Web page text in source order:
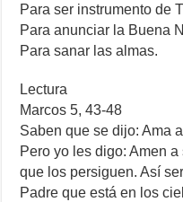
Para ser instrumento de
Para anunciar la Buena
Para sanar las almas.
Lectura
Marcos 5, 43-48
Saben que se dijo: Ama
Pero yo les digo: Amen
que los persiguen. Así
Padre que está en los